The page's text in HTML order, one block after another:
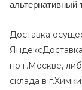
альтернативный
Доставка
по г.Москве,
склада в